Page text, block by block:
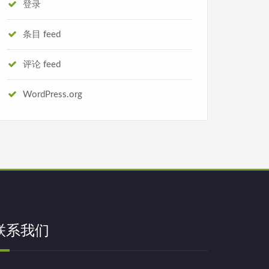
登录
条目 feed
评论 feed
WordPress.org
系我们